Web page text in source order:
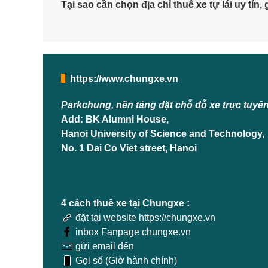
Tại sao cần chọn địa chỉ thuê xe tự lái uy tín,
https://www.chungxe.vn
Parkchung, nền tảng đặt chỗ đỗ xe trực tuyến
Add: BK Alumni House,
Hanoi University of Science and Technology,
No. 1 Dai Co Viet street, Hanoi
4 cách thuê xe tại Chungxe :
đặt tại website https://chungxe.vn
inbox Fanpage chungxe.vn
gửi email đến
Gọi số (Giờ hành chính)